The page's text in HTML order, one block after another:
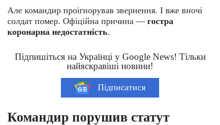
Але командир проігнорував звернення. І вже вночі
солдат помер. Офіційна причина — гостра
коронарна недостатність.
Підпишіться на Українці у Google News! Тільки
найяскравіші новини!
Підписатися
Командир порушив статут